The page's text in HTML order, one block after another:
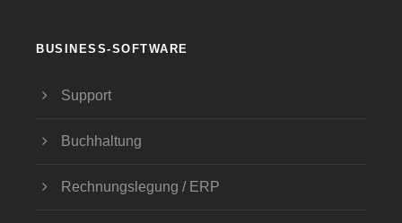
BUSINESS-SOFTWARE
Support
Buchhaltung
Rechnungslegung / ERP